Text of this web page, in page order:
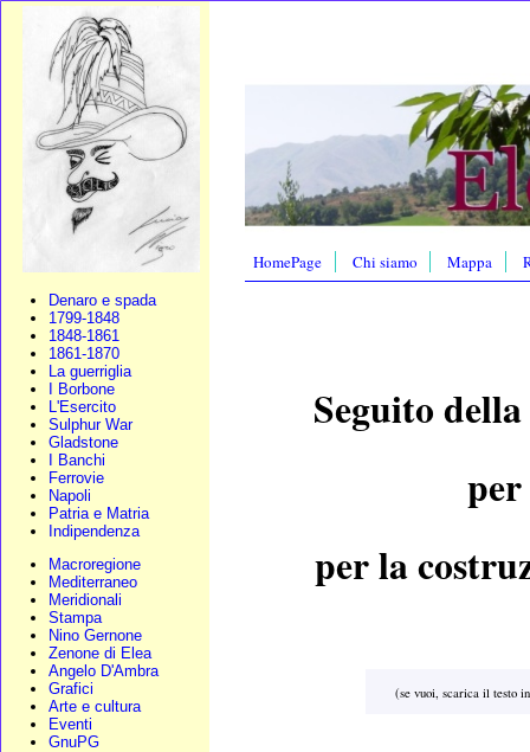
Denaro e spada
1799-1848
1848-1861
1861-1870
La guerriglia
I Borbone
L'Esercito
Sulphur War
Gladstone
I Banchi
Ferrovie
Napoli
Patria e Matria
Indipendenza
Macroregione
Mediterraneo
Meridionali
Stampa
Nino Gernone
Zenone di Elea
Angelo D'Ambra
Grafici
Arte e cultura
Eventi
GnuPG
HomePage Chi siamo Mappa
Seguito
per
per la
(se vuoi, scarica il testo